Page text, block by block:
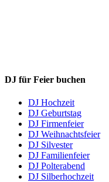
DJ für Feier buchen
DJ Hochzeit
DJ Geburtstag
DJ Firmenfeier
DJ Weihnachtsfeier
DJ Silvester
DJ Familienfeier
DJ Polterabend
DJ Silberhochzeit